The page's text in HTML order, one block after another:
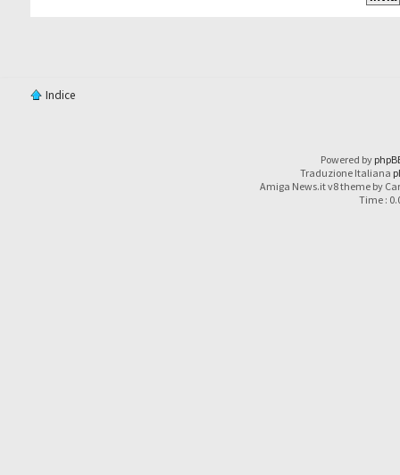
Indice
Powered by
Traduzione Italiana
Amiga News.it v8 theme by
Time :